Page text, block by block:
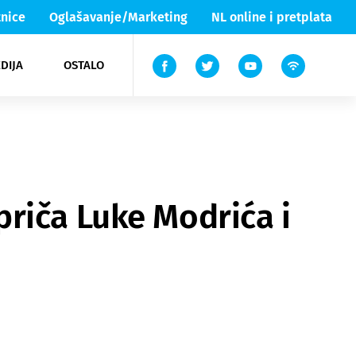
Oglašavanje/Marketing NL online i pretplata
OSTALO
Lika & Senj
TV
Luke Modrića i